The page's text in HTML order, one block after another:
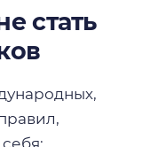
стать